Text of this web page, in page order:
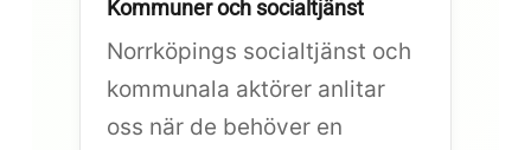
Kommuner och socialtjänst
Norrköpings socialtjänst och
kommunala aktörer anlitar
oss när de behöver en